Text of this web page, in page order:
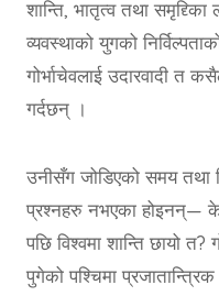
शान्ति, भातृत्व तथा समृद्द्किा
व्यवस्थाको युगको
गोर्भाचेवलाई उदारवादी त
गर्दछन् ।
उनीसँग जोडिएको समय तथा
प्रश्नहरु नभएका होइनन्—
पछि विश्वमा शान्ति छायो त?
पुगेको पश्चिमा प्रजातान्त्रिक